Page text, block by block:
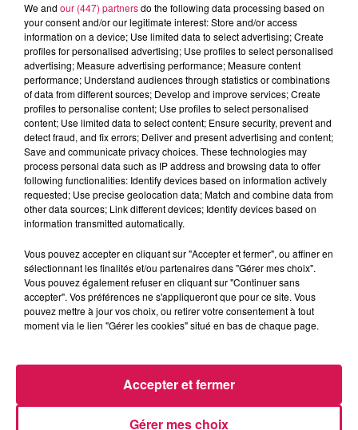
Canal fm
Geoffrey Deloux
07.05.2026 - 400 euros récoltés pour la bonne oeuvre
0:00 3 min 40 sec
7 mai 2026 - 3 min 40 sec
07.05.2026 - 400 EUROS RÉCOLTÉS POUR LA
Revivez les meilleurs moments de la Ligne des Auditeurs
We and our (447) partnersdo the following data processing based on
your consent and/or our legitimate interest: Store and/or access
information on a device; Use limited data to select advertising; Create
profiles for personalised advertising; Use profiles to select personalised
advertising; Measure advertising performance; Measure content
performance; Understand audiences through statistics or combinations
of data from different sources; Develop and improve services; Create
profiles to personalise content; Use profiles to select personalised
content; Use limited data to select content; Ensure security, prevent and
detect fraud, and fix errors; Deliver and present advertising and content;
Save and communicate privacy choices. These technologies may
process personal data such as IP address and browsing data to offer
following functionalities: Identify devices based on information actively
requested; Use precise geolocation data; Match and combine data from
other data sources; Link different devices; Identify devices based on
information transmitted automatically.
Vous pouvez accepter en cliquant sur "Accepter et fermer", ou affiner en
sélectionnant les finalités et/ou partenaires dans "Gérer mes choix".
Vous pouvez également refuser en cliquant sur "Continuer sans
accepter". Vos préférences ne s'appliqueront que pour ce site. Vous
pouvez mettre à jour vos choix, ou retirer votre consentement à tout
moment via le lien "Gérer les cookies" situé en bas de chaque page.
Gérer mes choix
Accepter et fermer